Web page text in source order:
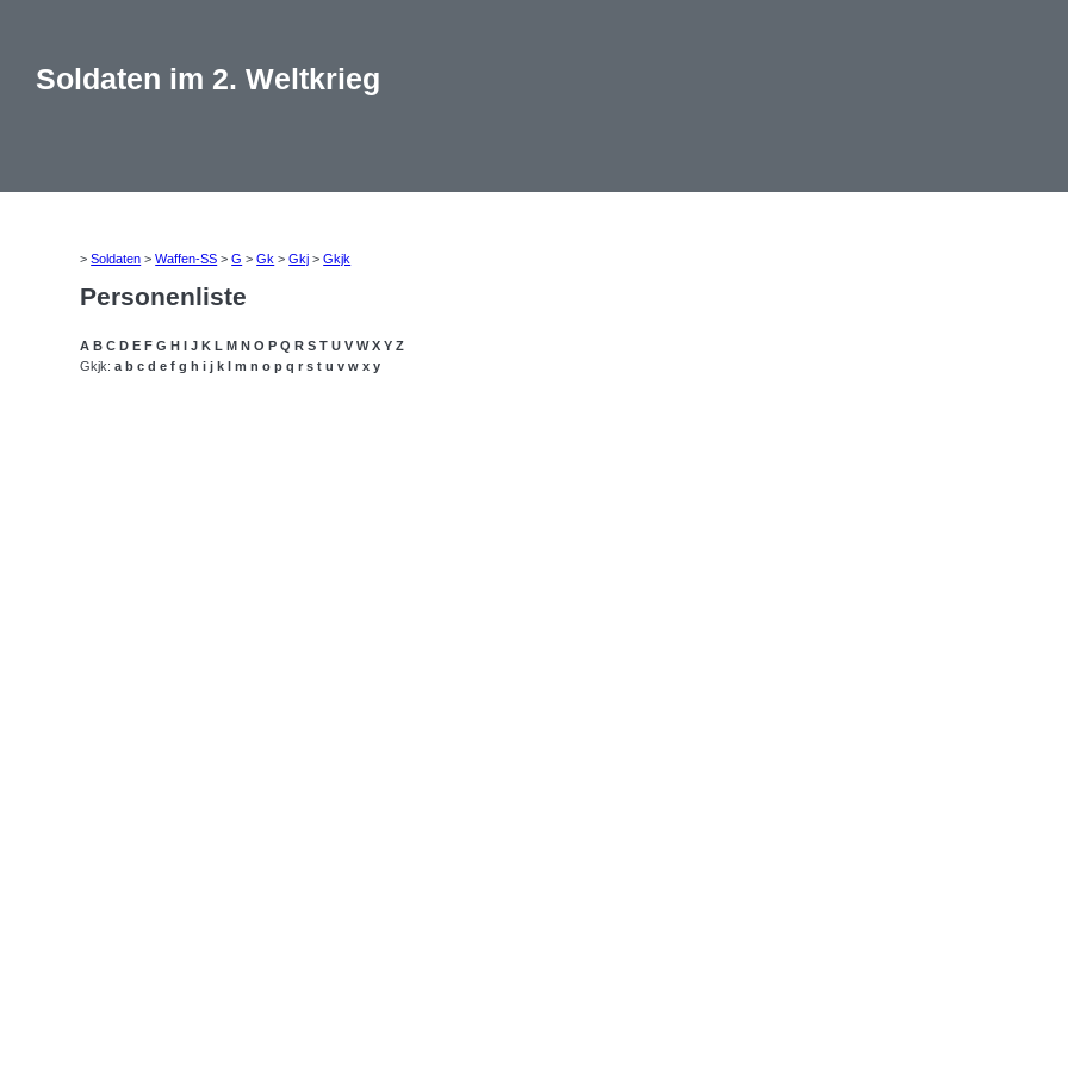
Soldaten im 2. Weltkrieg
>Soldaten >Waffen-SS >G >Gk >Gkj >Gkjk
Personenliste
A B C D E F G H I J K L M N O P Q R S T U V W X Y Z
Gkjk:a b c d e f g h i j k l m n o p q r s t u v w x y